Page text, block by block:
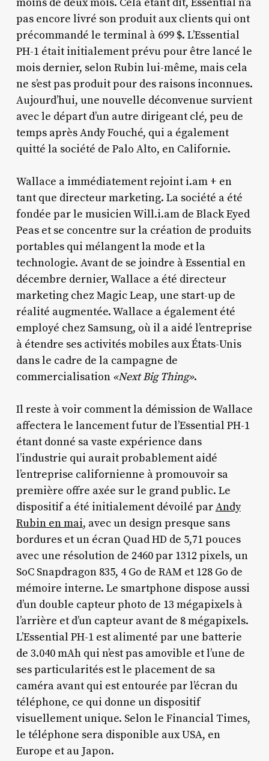
pas encore livré son produit aux clients qui ont
précommandé le terminal à 699 $. L’Essential
PH-1 était initialement prévu pour être lancé le
mois dernier, selon Rubin lui-même, mais cela
ne s’est pas produit pour des raisons inconnues.
Aujourd’hui, une nouvelle déconvenue survient
avec le départ d’un autre dirigeant clé, peu de
temps après Andy Fouché, qui a également
quitté la société de Palo Alto, en Californie.
Wallace a immédiatement rejoint i.am + en
tant que directeur marketing. La société a été
fondée par le musicien Will.i.am de Black Eyed
Peas et se concentre sur la création de produits
portables qui mélangent la mode et la
technologie. Avant de se joindre à Essential en
décembre dernier, Wallace a été directeur
marketing chez Magic Leap, une start-up de
réalité augmentée. Wallace a également été
employé chez Samsung, où il a aidé l’entreprise
à étendre ses activités mobiles aux États-Unis
dans le cadre de la campagne de
commercialisation «Next Big Thing».
Il reste à voir comment la démission de Wallace
affectera le lancement futur de l’Essential PH-1
étant donné sa vaste expérience dans
l’industrie qui aurait probablement aidé
l’entreprise californienne à promouvoir sa
première offre axée sur le grand public. Le
dispositif a été initialement dévoilé parAndy
Rubin en mai, avec un design presque sans
bordures et un écran Quad HD de 5,71 pouces
avec une résolution de 2460 par 1312 pixels, un
SoC Snapdragon 835, 4 Go de RAM et 128 Go de
mémoire interne. Le smartphone dispose aussi
d’un double capteur photo de 13 mégapixels à
l’arrière et d’un capteur avant de 8 mégapixels.
L’Essential PH-1 est alimenté par une batterie
de 3.040 mAh qui n’est pas amovible et l’une de
ses particularités est le placement de sa
caméra avant qui est entourée par l’écran du
téléphone, ce qui donne un dispositif
visuellement unique. Selon le Financial Times,
le téléphone sera disponible aux USA, en
Europe et au Japon.